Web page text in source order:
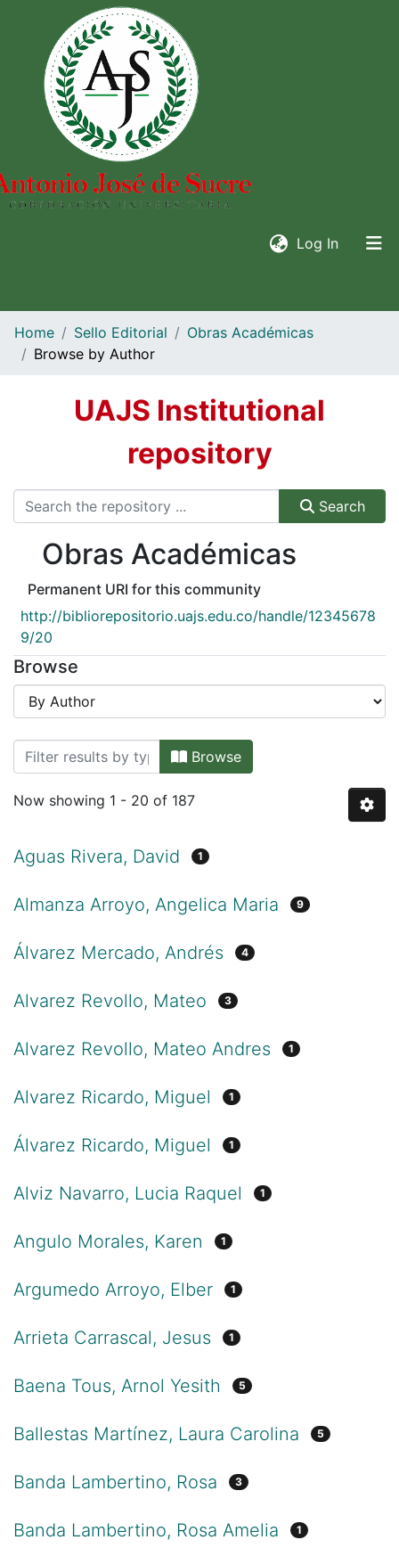
Log In (current)
Communities & collections
Browse DSpace
Home Sello Editorial
Obras Académicas
Browse by Author
UAJS Institutional
repository
Search
Obras Académicas
Permanent URI for this community
http://bibliorepositorio.uajs.edu.co/handle/12345678
9/20
Browse
Browsing Obras Académicas by
Browse
Now showing 1 - 20 of 187
Aguas Rivera, David 1
Almanza Arroyo, Angelica Maria 9
Álvarez Mercado, Andrés 4
Alvarez Revollo, Mateo 3
Alvarez Revollo, Mateo Andres 1
Alvarez Ricardo, Miguel 1
Álvarez Ricardo, Miguel 1
Alviz Navarro, Lucia Raquel 1
Angulo Morales, Karen 1
Argumedo Arroyo, Elber 1
Arrieta Carrascal, Jesus 1
Baena Tous, Arnol Yesith 5
Ballestas Martínez, Laura Carolina 5
Banda Lambertino, Rosa 3
Banda Lambertino, Rosa Amelia 1